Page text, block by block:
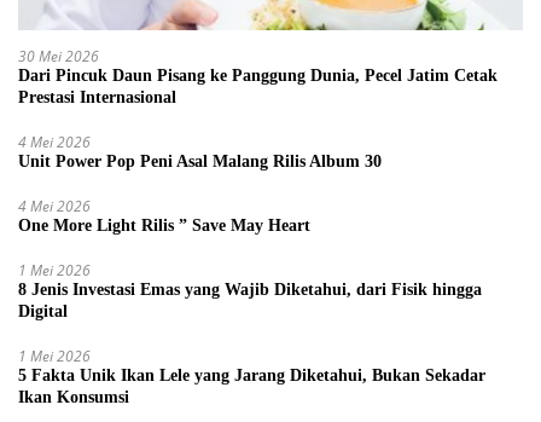
30 Mei 2026
Dari Pincuk Daun Pisang ke Panggung Dunia, Pecel Jatim Cetak
Prestasi Internasional
4 Mei 2026
Unit Power Pop Peni Asal Malang Rilis Album 30
4 Mei 2026
One More Light Rilis ” Save May Heart
1 Mei 2026
8 Jenis Investasi Emas yang Wajib Diketahui, dari Fisik hingga
Digital
1 Mei 2026
5 Fakta Unik Ikan Lele yang Jarang Diketahui, Bukan Sekadar
Ikan Konsumsi